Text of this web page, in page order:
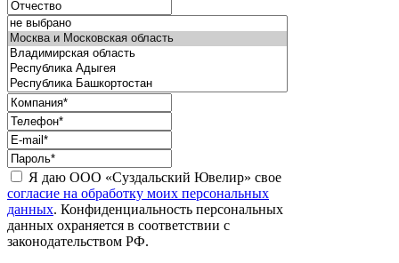
Я даю ООО «Суздальский Ювелир» свое
согласие на обработку моих персональных
данных. Конфиденциальность персональных
данных охраняется в соответствии с
законодательством РФ.